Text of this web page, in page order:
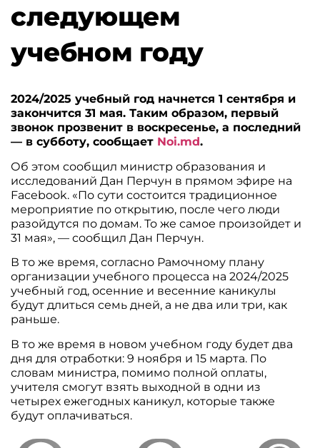
следующем
учебном году
2024/2025 учебный год начнется 1 сентября и
закончится 31 мая. Таким образом, первый
звонок прозвенит в воскресенье, а последний
— в субботу, сообщает Noi.md.
Об этом сообщил министр образования и
исследований Дан Перчун в прямом эфире на
Facebook. «По сути состоится традиционное
мероприятие по открытию, после чего люди
разойдутся по домам. То же самое произойдет и
31 мая», — сообщил Дан Перчун.
В то же время, согласно Рамочному плану
организации учебного процесса на 2024/2025
учебный год, осенние и весенние каникулы
будут длиться семь дней, а не два или три, как
раньше.
В то же время в новом учебном году будет два
дня для отработки: 9 ноября и 15 марта. По
словам министра, помимо полной оплаты,
учителя смогут взять выходной в одни из
четырех ежегодных каникул, которые также
будут оплачиваться.